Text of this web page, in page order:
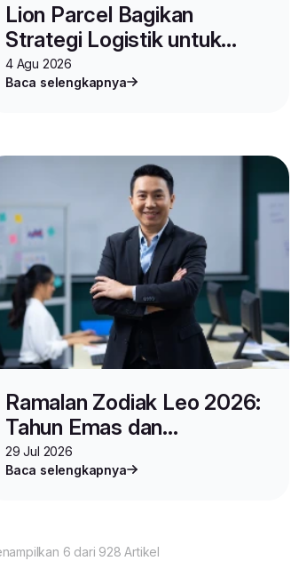
Lion Parcel Bagikan
Strategi Logistik untuk
Seller di Toco Academy
Vol.2
4 Agu 2026
Baca selengkapnya
Ramalan Zodiak Leo 2026:
Tahun Emas dan
Keberuntungan Bisnis
29 Jul 2026
Baca selengkapnya
6 dari 928 Artikel